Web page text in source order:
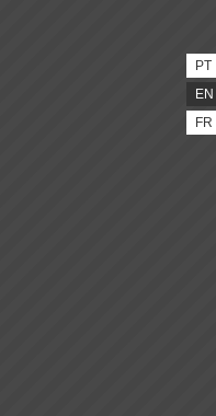
PT
EN
FR